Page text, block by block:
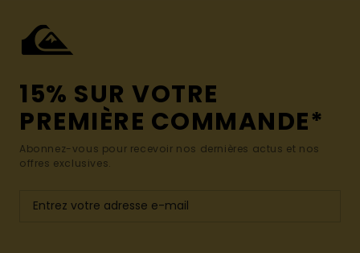
15% SUR VOTRE
PREMIÈRE COMMANDE*
Abonnez-vous pour recevoir nos dernières actus et nos
offres exclusives.